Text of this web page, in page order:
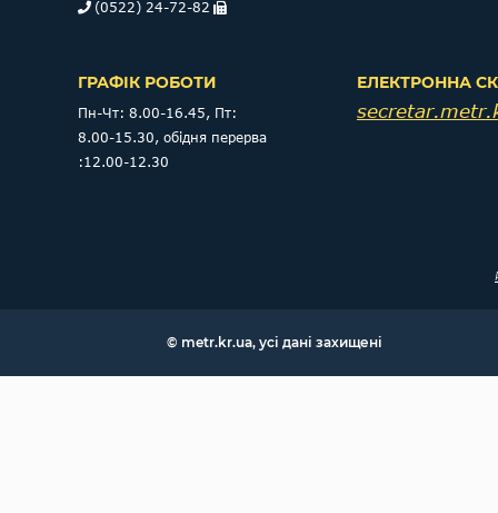
(0522) 24-72-82
ГРАФІК РОБОТИ
Пн-Чт: 8.00-16.45, Пт:
8.00-15.30, обідня перерва
:12.00-12.30
ЕЛЕКТРОННА
© metr.kr.ua, усі дані захищені